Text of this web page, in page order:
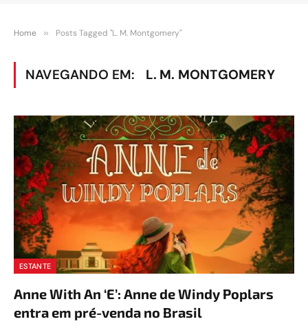
Home » Posts Tagged "L. M. Montgomery"
NAVEGANDO EM: L. M. MONTGOMERY
ESTANTE
Anne With An ‘E’: Anne de Windy Poplars
entra em pré-venda no Brasil